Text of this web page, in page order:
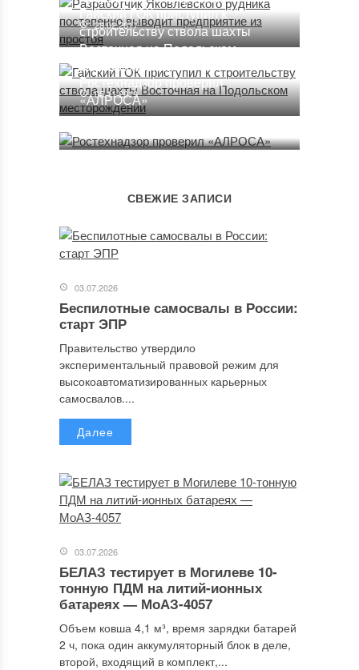
28.02.2017
Гайский ГОК приступил к
строительству ствола шахты
Восточная на Подольском
месторождении
05.11.2019
Ростехнадзор проверил
«АЛРОСА»
СВЕЖИЕ ЗАПИСИ
03.07.2026
Беспилотные самосвалы в России:
старт ЭПР
Правительство утвердило
экспериментальный правовой режим для
высокоавтоматизированных карьерных
самосвалов....
Далее
03.07.2026
БЕЛАЗ тестирует в Могилеве 10-
тонную ПДМ на литий-ионных
батареях — МоАЗ-4057
Объем ковша 4,1 м³, время зарядки батарей
2 ч, пока один аккумуляторный блок в деле,
второй, входящий в комплект,...